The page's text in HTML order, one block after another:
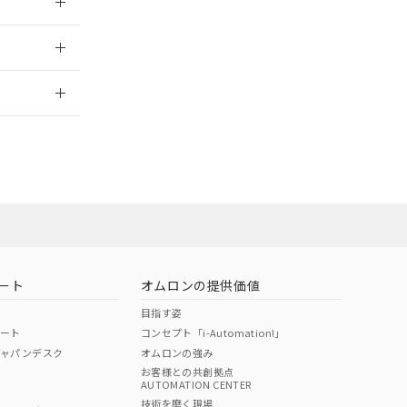
ト
ト
パンデスク
オムロンの提供価値
目指す姿
コンセプト「i-Automation!」
オムロンの強み
お客様との共創拠点
AUTOMATION CENTER
技術を磨く現場